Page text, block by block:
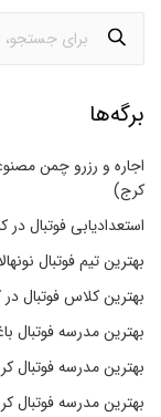
برگه‌ها
اجاره و رزرو چمن
کرج)
استعدادیابی فوتبال در
بهترین تیم فوتبال
بهترین کلاس فوتبال
بهترین مدرسه فوتبال
بهترین مدرسه فوتبال
بهترین مدرسه فوتبال